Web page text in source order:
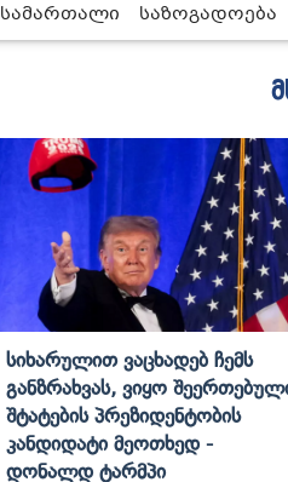
სამართალი საზოგადოება
Სიხარულით Ვაცხადებ Ჩემს
Განზრახვას, Ვიყო
Შტატების Პრეზიდენტობის
Კანდიდატი Მეოთხედ -
Დონალდ Ტარმპი